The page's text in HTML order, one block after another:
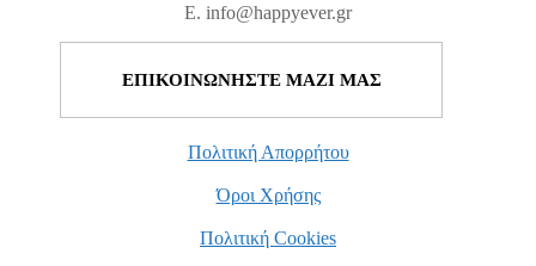
E. info@happyever.gr
ΕΠΙΚΟΙΝΩΝΗΣΤΕ ΜΑΖΙ ΜΑΣ
Πολιτική Απορρήτου
Όροι Χρήσης
Πολιτική Cookies